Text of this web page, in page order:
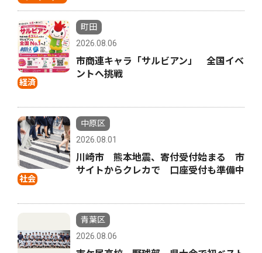
経済
町田
2026.08.06
市商連キャラ「サルビアン」 全国イベ
ントへ挑戦
社会
中原区
2026.08.01
川崎市 熊本地震、寄付受付始まる 市
サイトからクレカで 口座受付も準備中
青葉区
2026.08.06